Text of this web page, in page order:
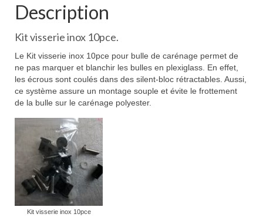
Description
Kit visserie inox 10pce.
Le Kit visserie inox 10pce pour bulle de carénage permet de
ne pas marquer et blanchir les bulles en plexiglass. En effet,
les écrous sont coulés dans des silent-bloc rétractables. Aussi,
ce système assure un montage souple et évite le frottement
de la bulle sur le carénage polyester.
Kit visserie inox 10pce